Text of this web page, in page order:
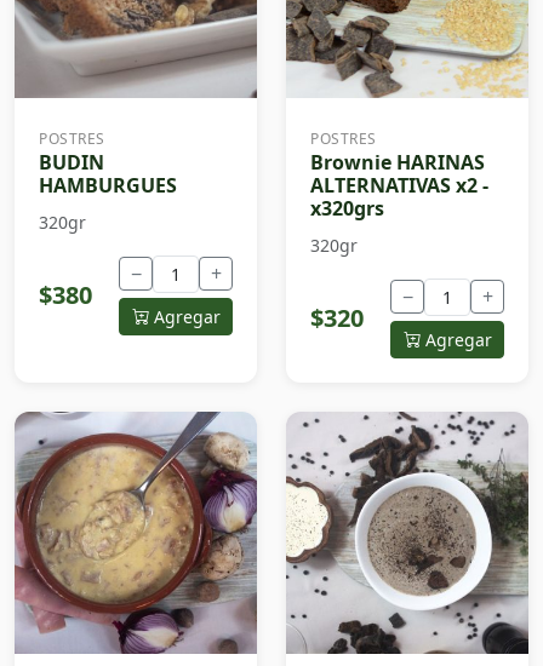
POSTRES
BUDIN
HAMBURGUES
320gr
$380
− +
Agregar
POSTRES
Brownie HARINAS
ALTERNATIVAS x2 -
x320grs
320gr
$320
− +
Agregar